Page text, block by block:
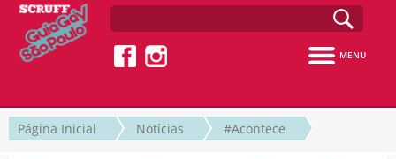
MENU
Página Inicial Notícias #Acontece